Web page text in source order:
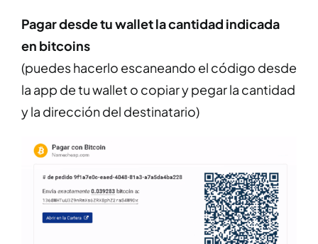
Pagar desde tu wallet la cantidad indicada
en bitcoins
(puedes hacerlo escaneando el código desde
la app de tu wallet o copiar y pegar la cantidad
y la dirección del destinatario)